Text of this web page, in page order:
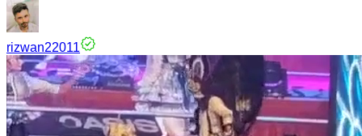
rizwan22011